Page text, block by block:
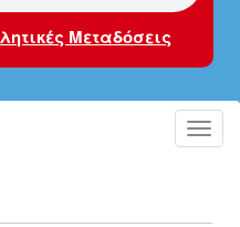
Μεταδόσεις